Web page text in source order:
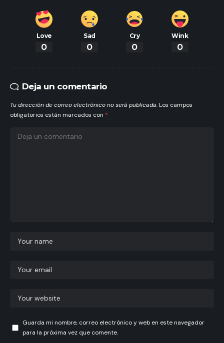
Love
0
Sad
0
Cry
0
Wink
0
Deja un comentario
Tu dirección de correo electrónico no será publicada. Los campos
obligatorios están marcados con *
Guarda mi nombre, correo electrónico y web en este navegador
para la próxima vez que comente.